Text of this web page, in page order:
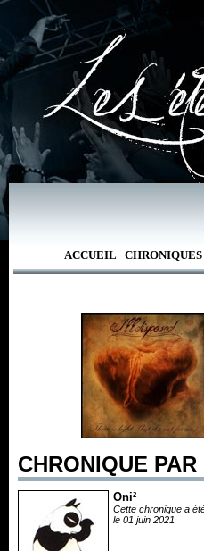
ACCUEIL CHRONIQUES
CHRONIQUE PAR
Oni²
Cette chronique a
le 01 juin 2021